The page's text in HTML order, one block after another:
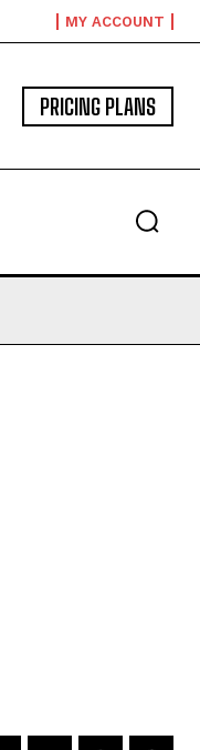
MY ACCOUNT
PRICING PLANS